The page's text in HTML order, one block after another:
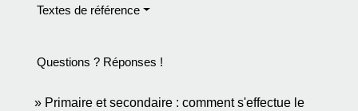
Textes de référence
Questions ? Réponses !
Primaire et secondaire : comment s'effectue le